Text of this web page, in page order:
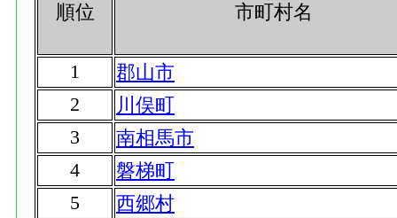
順位 市町村名
1
郡山市
2
川俣町
3
南相馬市
4
磐梯町
5
西郷村